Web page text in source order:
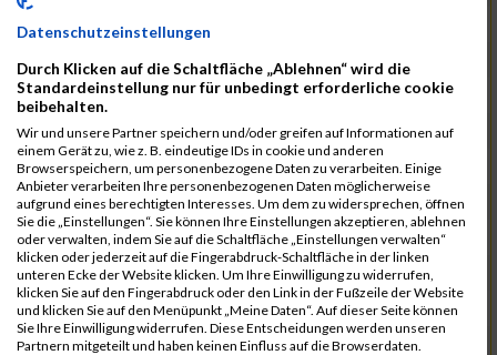
4686
Mandry
4572
Grießhammer
00:49:26.7
4606
Laske
00:49:27.0
4607
Leißner
00:49:30.9
4560
Fischer
00:49:33.8
4657
Seufert
00:49:39.2
4653
Schüler
00:50:05.5
4608
Lindner
00:50:45.0
4687
Schroll
00:52:20.2
4624
Müller
00:52:54.5
Datenschutzeinstellungen
Durch Klicken auf die Schaltfläche „Ablehnen“ wird die
Standardeinstellung nur für unbedingt erforderliche cookie
beibehalten.
Wir und unsere Partner speichern und/oder greifen auf Informationen auf
einem Gerät zu, wie z. B. eindeutige IDs in cookie und anderen
Browserspeichern, um personenbezogene Daten zu verarbeiten. Einige
Anbieter verarbeiten Ihre personenbezogenen Daten möglicherweise
aufgrund eines berechtigten Interesses. Um dem zu widersprechen, öffnen
Sie die „Einstellungen“. Sie können Ihre Einstellungen akzeptieren, ablehnen
oder verwalten, indem Sie auf die Schaltfläche „Einstellungen verwalten“
klicken oder jederzeit auf die Fingerabdruck-Schaltfläche in der linken
unteren Ecke der Website klicken. Um Ihre Einwilligung zu widerrufen,
klicken Sie auf den Fingerabdruck oder den Link in der Fußzeile der Website
und klicken Sie auf den Menüpunkt „Meine Daten“. Auf dieser Seite können
Sie Ihre Einwilligung widerrufen. Diese Entscheidungen werden unseren
Partnern mitgeteilt und haben keinen Einfluss auf die Browserdaten.